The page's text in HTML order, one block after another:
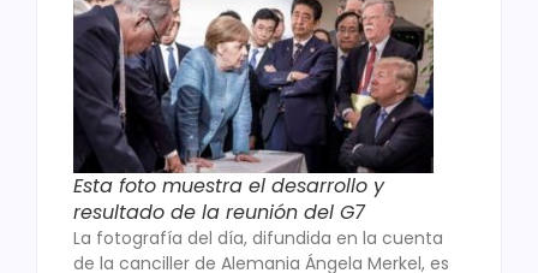
Esta foto muestra el desarrollo y
resultado de la reunión del G7
La fotografía del día, difundida en la cuenta
de la canciller de Alemania Ángela Merkel, es